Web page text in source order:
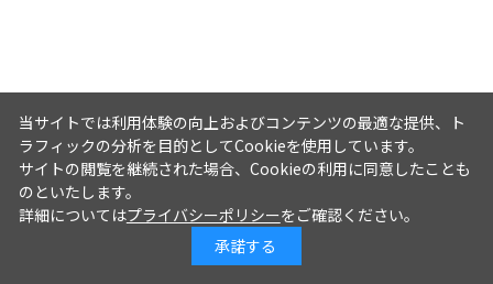
当サイトでは利用体験の向上およびコンテンツの最適な提供、ト
ラフィックの分析を目的としてCookieを使用しています。
サイトの閲覧を継続された場合、Cookieの利用に同意したことも
のといたします。
詳細についてはプライバシーポリシーをご確認ください。
承諾する